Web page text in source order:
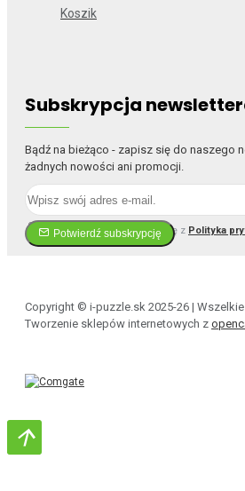
Koszik
Subskrypcja
Bądź na bieżąco - zapisz się do naszego
żadnych nowości ani promocji.
Potwierdź subskrypcję
Przeczytałem i zgadzam się z Polityka
Copyright © i-puzzle.sk 2025-26 |
Tworzenie sklepów internetowych z